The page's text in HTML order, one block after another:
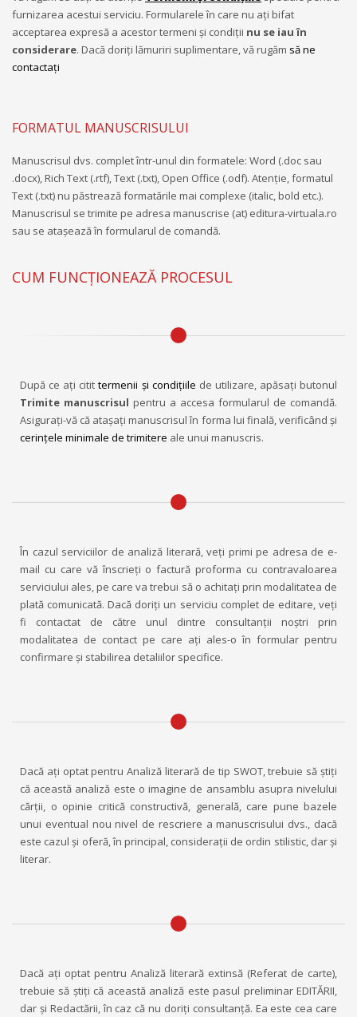
furnizarea acestui serviciu. Formularele în care nu aţi bifat
acceptarea expresă a acestor termeni şi condiţii nu se iau în
considerare. Dacă doriţi lămuriri suplimentare, vă rugăm să ne
contactaţi
FORMATUL MANUSCRISULUI
Manuscrisul dvs. complet într-unul din formatele: Word (.doc sau
.docx), Rich Text (.rtf), Text (.txt), Open Office (.odf). Atenţie, formatul
Text (.txt) nu păstrează formatările mai complexe (italic, bold etc.).
Manuscrisul se trimite pe adresa manuscrise (at) editura-virtuala.ro
sau se atașează în formularul de comandă.
CUM FUNCȚIONEAZĂ PROCESUL
După ce aţi citittermenii şi condiţiile de utilizare, apăsaţi butonul
Trimite manuscrisul pentru a accesa formularul de comandă.
Asiguraţi-vă că ataşaţi manuscrisul în forma lui finală, verificând şi
cerinţele minimale de trimitere ale unui manuscris.
În cazul serviciilor de analiză literară, veţi primi pe adresa de e-
mail cu care vă înscrieţi o factură proforma cu contravaloarea
serviciului ales, pe care va trebui să o achitaţi prin modalitatea de
plată comunicată. Dacă doriţi un serviciu complet de editare, veţi
fi contactat de către unul dintre consultanţii noştri prin
modalitatea de contact pe care aţi ales-o în formular pentru
confirmare şi stabilirea detaliilor specifice.
Dacă aţi optat pentru Analiză literară de tip SWOT, trebuie să ştiţi
că această analiză este o imagine de ansamblu asupra nivelului
cărţii, o opinie critică constructivă, generală, care pune bazele
unui eventual nou nivel de rescriere a manuscrisului dvs., dacă
este cazul şi oferă, în principal, consideraţii de ordin stilistic, dar şi
literar.
Dacă aţi optat pentru Analiză literară extinsă (Referat de carte),
trebuie să ştiţi că această analiză este pasul preliminar EDITĂRII,
dar şi Redactării, în caz că nu doriţi consultanţă. Ea este cea care